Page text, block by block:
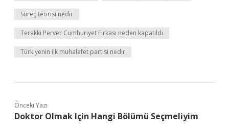
Süreç teorisi nedir
Terakki Perver Cumhuriyet Fırkası neden kapatıldı
Türkiyenin ilk muhalefet partisi nedir
Önceki Yazı
Doktor Olmak Için Hangi Bölümü Seçmeliyim